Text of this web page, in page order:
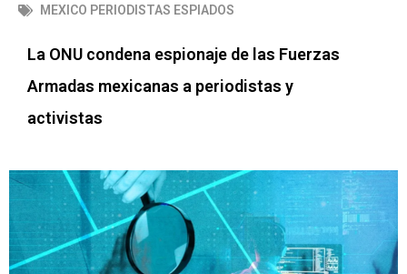
MEXICO PERIODISTAS ESPIADOS
La ONU condena espionaje de las Fuerzas
Armadas mexicanas a periodistas y
activistas